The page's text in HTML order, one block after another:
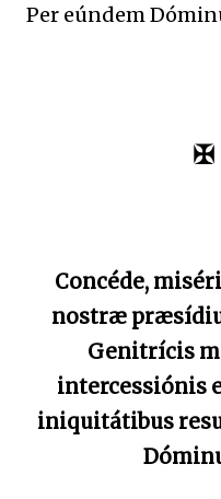
Per eúndem
Concéde,
nostræ
Genitrícis
intercessiónis
iniquitátibus